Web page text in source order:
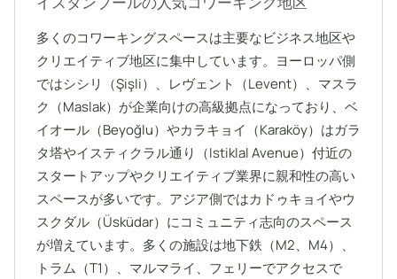
多くのコワーキングスペースは主要なビジネス地区や
クリエイティブ地区に集中しています。ヨーロッパ側
ではシシリ（Şişli）、レヴェント（Levent）、マスラ
ク（Maslak）が企業向けの高級拠点になっており、ベ
イオール（Beyoğlu）やカラキョイ（Karaköy）はガラ
タ塔やイスティクラル通り（Istiklal Avenue）付近の
スタートアップやクリエイティブ業界に親和性の高い
スペースが多いです。アジア側ではカドゥキョイやウ
スクダル（Üsküdar）にコミュニティ志向のスペース
が増えています。多くの施設は地下鉄（M2、M4）、
トラム（T1）、マルマライ、フェリーでアクセスで